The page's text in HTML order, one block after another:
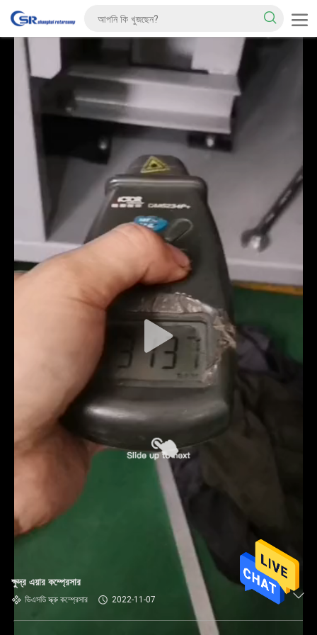
ক্ষুদ্র এয়ার কম্প্রেসার
ভিএসডি স্ক্রু কম্প্রেসার 2022-11-07